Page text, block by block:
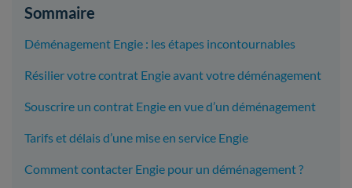
Sommaire
Déménagement Engie : les étapes incontournables
Résilier votre contrat Engie avant votre déménagement
Souscrire un contrat Engie en vue d’un déménagement
Tarifs et délais d’une mise en service Engie
Comment contacter Engie pour un déménagement ?